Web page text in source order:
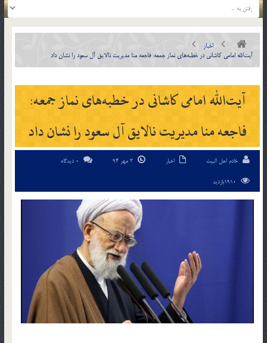
اخبار
آیت‌الله امامی کاشانی در خطبه‌های نماز جمعه: فاجعه منا مدیریت نالایق آل سعود را نشان داد
آیت‌الله امامی کاشانی در خطبه‌های نماز جمعه:
فاجعه منا مدیریت نالایق آل سعود را نشان داد
خادم اهل البیت اخبار 0 دیدگاه